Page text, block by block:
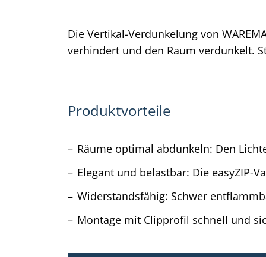
Die Vertikal-Verdunkelung von
verhindert und den Raum verdunkelt.
Produktvorteile
Räume optimal abdunkeln: Den
Elegant und belastbar: Die easyZIP-
Widerstandsfähig: Schwer
Montage mit Clipprofil schnell und